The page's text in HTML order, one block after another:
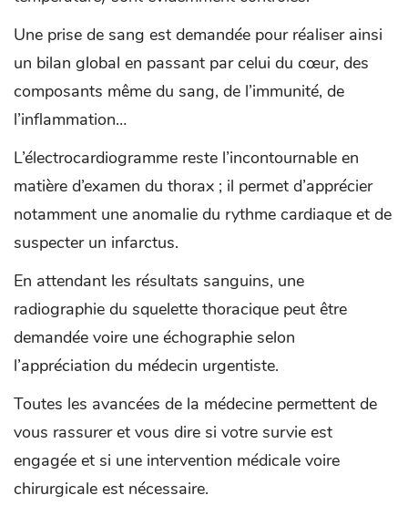
Une prise de sang est demandée pour réaliser ainsi
un bilan global en passant par celui du cœur, des
composants même du sang, de l’immunité, de
l’inflammation…
L’électrocardiogramme reste l’incontournable en
matière d’examen du thorax ; il permet d’apprécier
notamment une anomalie du rythme cardiaque et de
suspecter un infarctus.
En attendant les résultats sanguins, une
radiographie du squelette thoracique peut être
demandée voire une échographie selon
l’appréciation du médecin urgentiste.
Toutes les avancées de la médecine permettent de
vous rassurer et vous dire si votre survie est
engagée et si une intervention médicale voire
chirurgicale est nécessaire.